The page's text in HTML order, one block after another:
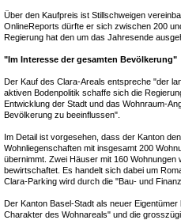
Über den Kaufpreis ist Stillschweigen
OnlineReports dürfte er sich zwischen 200
Regierung hat den um das Jahresende
"Im Interesse der gesamten Bevölkerung"
Der Kauf des Clara-Areals entspreche "der
aktiven Bodenpolitik schaffe sich die
Entwicklung der Stadt und das Wohnraum-
Bevölkerung zu beeinflussen".
Im Detail ist vorgesehen, dass der Kanton
Wohnliegenschaften mit insgesamt 200
übernimmt. Zwei Häuser mit 160
bewirtschaftet. Es handelt sich dabei um
Clara-Parking wird durch die "Bau- und
Der Kanton Basel-Stadt als neuer
Charakter des Wohnareals" und die